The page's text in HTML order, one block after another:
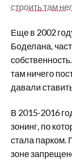
строить там
Еще в 2002
Боделана,
там ничего
давали
В 2015-2016
зонинг, по
стала парком.
зоне